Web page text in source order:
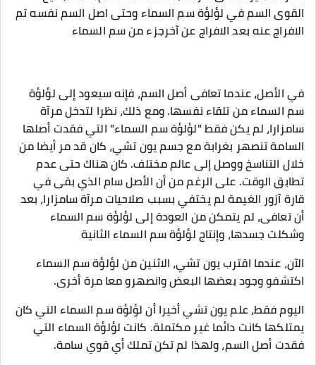
القوى السم في لؤلؤة سم السماء وحتى اصل السم نفسه تم
الافراج عنه بعد الافراج عن آخرجزء من سم السماء
في الأصل، عندما تعافى أصل السم، فإنه سيعود إلى لؤلؤة
سم السماء من تلقاء نفسها. ومع ذلك، نظرا لتدخل مرآة
سامزارا، لم يكن فقط "لؤلؤة سم السماء" التي فقدت أصلها
السامة تنصهر بغرابة مع جسم يون تشي، كان قد مر أيضا من
خلال التناسخ ووصل إلى عالم مختلف. كان هناك حتى عدم
تطابق الوقت. على الرغم من أن الأصل سام الذي بقى في
قارة آزور الغيمة لم يختفي بسبب صلاحيات مرآة سامزارا، بعد
أن تعافى، لم يتمكن من العودة إلى لؤلؤة سم السماء
وشكلت جسدها، وإنتاج لؤلؤة سم السماء الثانية
الآن، عندما اقترب يون تشي، الاثنين من لؤلؤة سم السماء
اكتشفو وجود بعضها البعض وانصهرو معا مرة أخرى.
اليوم فقط، علم يون تشي أخيرا أن لؤلؤة سم السماء التي كان
يمتلكها كانت دائما غير مكتملة. كانت لؤلؤة السماء التي
فقدت أصل السم، ولهذا لم تكن تملك أي قوي سامة.